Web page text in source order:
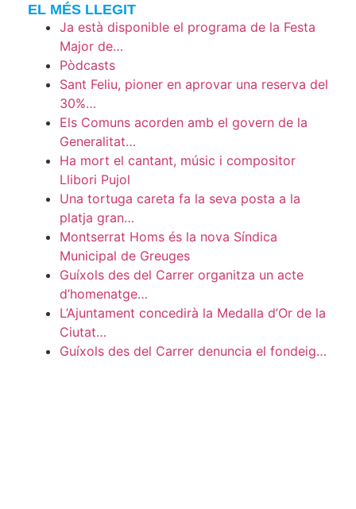
EL MÉS LLEGIT
Ja està disponible el programa de la Festa
Major de…
Pòdcasts
Sant Feliu, pioner en aprovar una reserva del
30%…
Els Comuns acorden amb el govern de la
Generalitat…
Ha mort el cantant, músic i compositor
Llibori Pujol
Una tortuga careta fa la seva posta a la
platja gran…
Montserrat Homs és la nova Síndica
Municipal de Greuges
Guíxols des del Carrer organitza un acte
d’homenatge…
L’Ajuntament concedirà la Medalla d’Or de la
Ciutat…
Guíxols des del Carrer denuncia el fondeig…